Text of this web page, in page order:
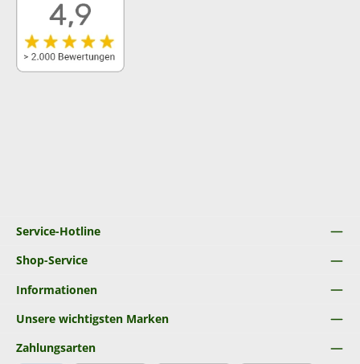
Service-Hotline
Shop-Service
Informationen
Unsere wichtigsten Marken
Zahlungsarten